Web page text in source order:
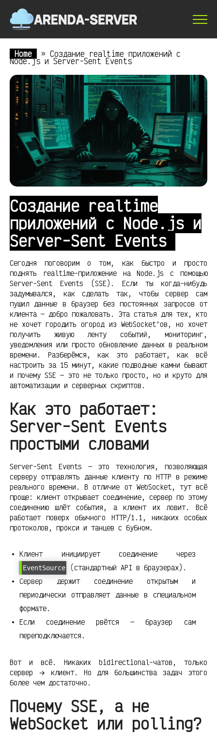
Home » Создание realtime приложений с
Node.js и Server-Sent Events
Создание realtime
приложений с Node.js и
Server-Sent Events
Сегодня поговорим о том, как быстро и просто
поднять realtime-приложение на Node.js с помощью
Server-Sent Events (SSE). Если ты когда-нибудь
задумывался, как сделать так, чтобы сервер сам
пушил данные в браузер без постоянных запросов от
клиента — добро пожаловать. Эта статья для тех, кто
не хочет городить огород из WebSocket’ов, но хочет
получить живую ленту событий, мониторинг,
уведомления или просто обновление данных в реальном
времени. Разберёмся, как это работает, как всё
настроить за 15 минут, какие подводные камни бывают
и почему SSE — это не только просто, но и круто для
автоматизации и серверных скриптов.
Как это работает:
Server-Sent Events
простыми словами
Server-Sent Events — это технология, позволяющая
серверу отправлять данные клиенту по HTTP в режиме
реального времени. В отличие от WebSocket, тут всё
проще: клиент открывает соединение, сервер по этому
соединению шлёт события, а клиент их ловит. Всё
работает поверх обычного HTTP/1.1, никаких особых
протоколов, прокси и танцев с бубном.
Клиент инициирует соединение через
EventSource
(стандартный API в браузерах).
Сервер держит соединение открытым и
периодически отправляет данные в специальном
формате.
Если соединение рвётся — браузер сам
переподключается.
Вот и всё. Никаких bidirectional-чатов, только
сервер → клиент. Но для большинства задач этого
более чем достаточно.
Почему SSE, а не
WebSocket или polling?